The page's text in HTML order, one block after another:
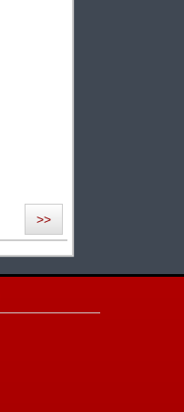
>>